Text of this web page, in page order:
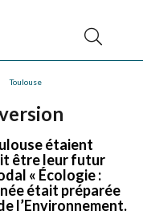
Toulouse
étaient
être leur futur
« Écologie :
était préparée
l’Environnement.